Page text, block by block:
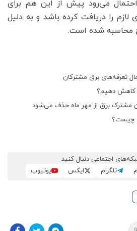
می‌رود پیش از این هم برای
را دریافت کرده باشد و به دلیل
محاسبه شده است.
تعرفه‌های برق مشترکان
کاهش دهیم؟
چیست؟
اجتماعی دنبال کنید
تلگرام ایکس یوتیوب